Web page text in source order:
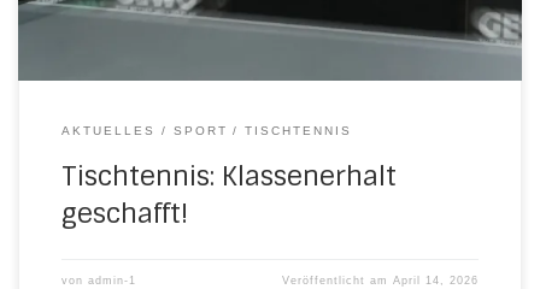
AKTUELLES SPORT TISCHTENNIS
Tischtennis: Klassenerhalt
geschafft!
von admin-1 Veröffentlicht amApril 14, 2026